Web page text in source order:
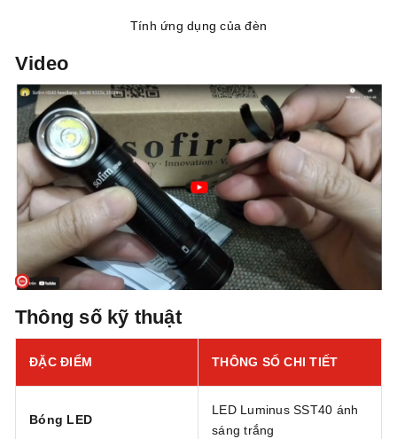
Tính ứng dụng của đèn
Video
Thông số kỹ thuật
ĐẶC ĐIỂM THÔNG SỐ CHI TIẾT
Bóng LED
LED Luminus SST40 ánh
sáng trắng